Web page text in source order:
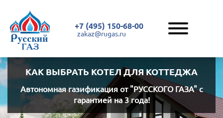
+7 (495) 150-68-00
zakaz@rugas.ru
КАК ВЫБРАТЬ КОТЕЛ ДЛЯ КОТТЕДЖА
Автономная газификация от "РУССКОГО ГАЗА"с
гарантией на 3 года!